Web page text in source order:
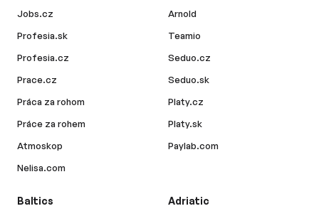
Jobs.cz
Profesia.sk
Profesia.cz
Prace.cz
Práca za rohom
Práce za rohem
Atmoskop
Nelisa.com
Arnold
Teamio
Seduo.cz
Seduo.sk
Platy.cz
Platy.sk
Paylab.com
Baltics Adriatic